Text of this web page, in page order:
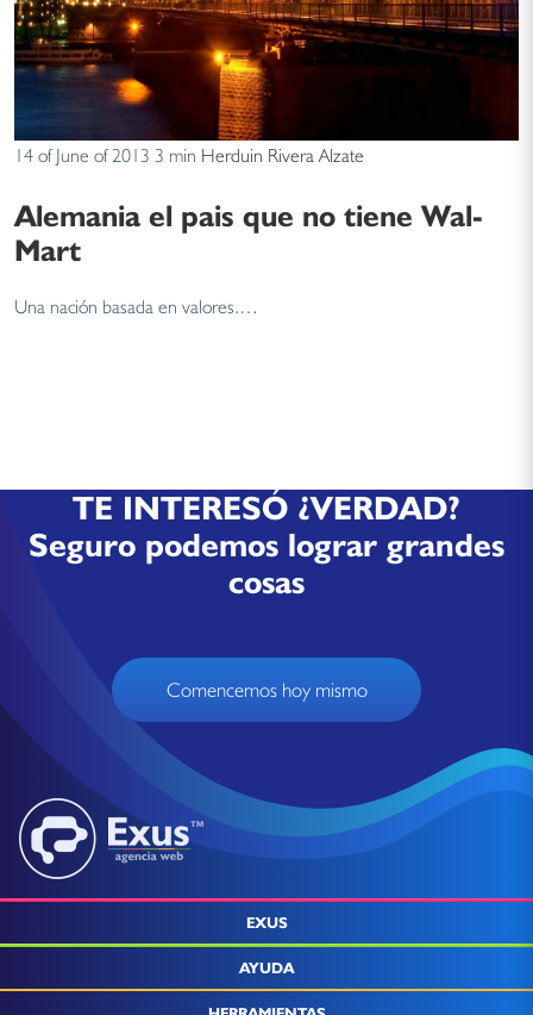
14 of June of 2013 3 min Herduin Rivera Alzate
Alemania el pais que no tiene Wal-
Mart
Una nación basada en valores.…
TE INTERESÓ ¿VERDAD?
Seguro podemos lograr grandes
cosas
Comencemos hoy mismo
EXUS
AYUDA